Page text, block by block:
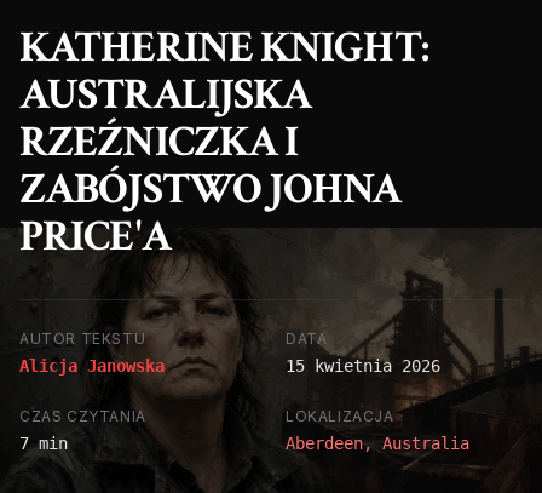
KATHERINE KNIGHT:
AUSTRALIJSKA
RZEŹNICZKA I
ZABÓJSTWO JOHNA
PRICE'A
AUTOR TEKSTU
Alicja Janowska
DATA
15 kwietnia 2026
CZAS CZYTANIA
7 min
LOKALIZACJA
Aberdeen, Australia